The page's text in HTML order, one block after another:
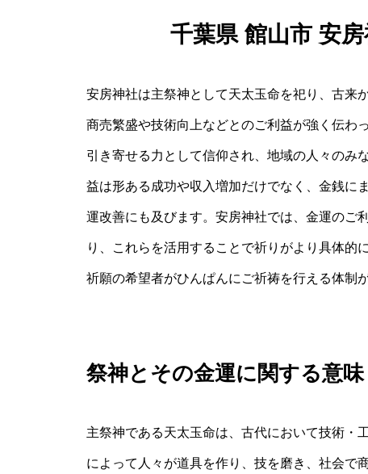
千葉県 館山市 安
安房神社は主祭神として天太玉命を祀り、古来
商売繁盛や技術向上などとのご利益が強く伝わ
引き寄せる力として信仰され、地域の人々のみ
益は形ある成功や収入増加だけでなく、金銭に
運改善にも及びます。安房神社では、金運のご
り、これらを活用することで祈りがより具体的
祈願の希望者がひんぱんにご祈祷を行える体制
祭神とその金運に関する意味
主祭神である天太玉命は、古代において技術・
によって人々が道具を作り、技を磨き、社会で